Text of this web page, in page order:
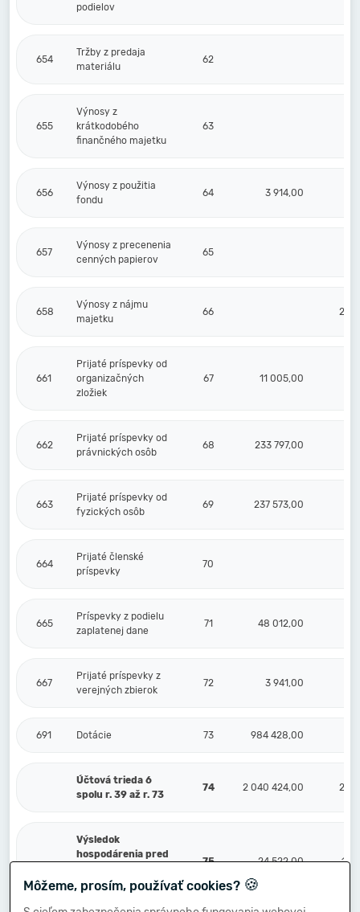
podielov
654
Tržby z predaja
materiálu
62
655
Výnosy z
krátkodobého
finančného majetku
63
656
Výnosy z použitia
fondu
64 3 914,00
657
Výnosy z precenenia
cenných papierov
65
658
Výnosy z nájmu
majetku
66 20
661
Prijaté príspevky od
organizačných
zložiek
67 11 005,00
662
Prijaté príspevky od
právnických osôb
68 233 797,00
663
Prijaté príspevky od
fyzických osôb
69 237 573,00
664
Prijaté členské
príspevky
70
665
Príspevky z podielu
zaplatenej dane
71 48 012,00
667
Prijaté príspevky z
verejných zbierok
72 3 941,00
691 Dotácie 73 984 428,00
Účtová trieda 6
spolu r. 39 až r. 73
74 2 040 424,00 20
Výsledok
hospodárenia pred
38
75 24 522,00 10
Môžeme, prosím, používať cookies? 🍪